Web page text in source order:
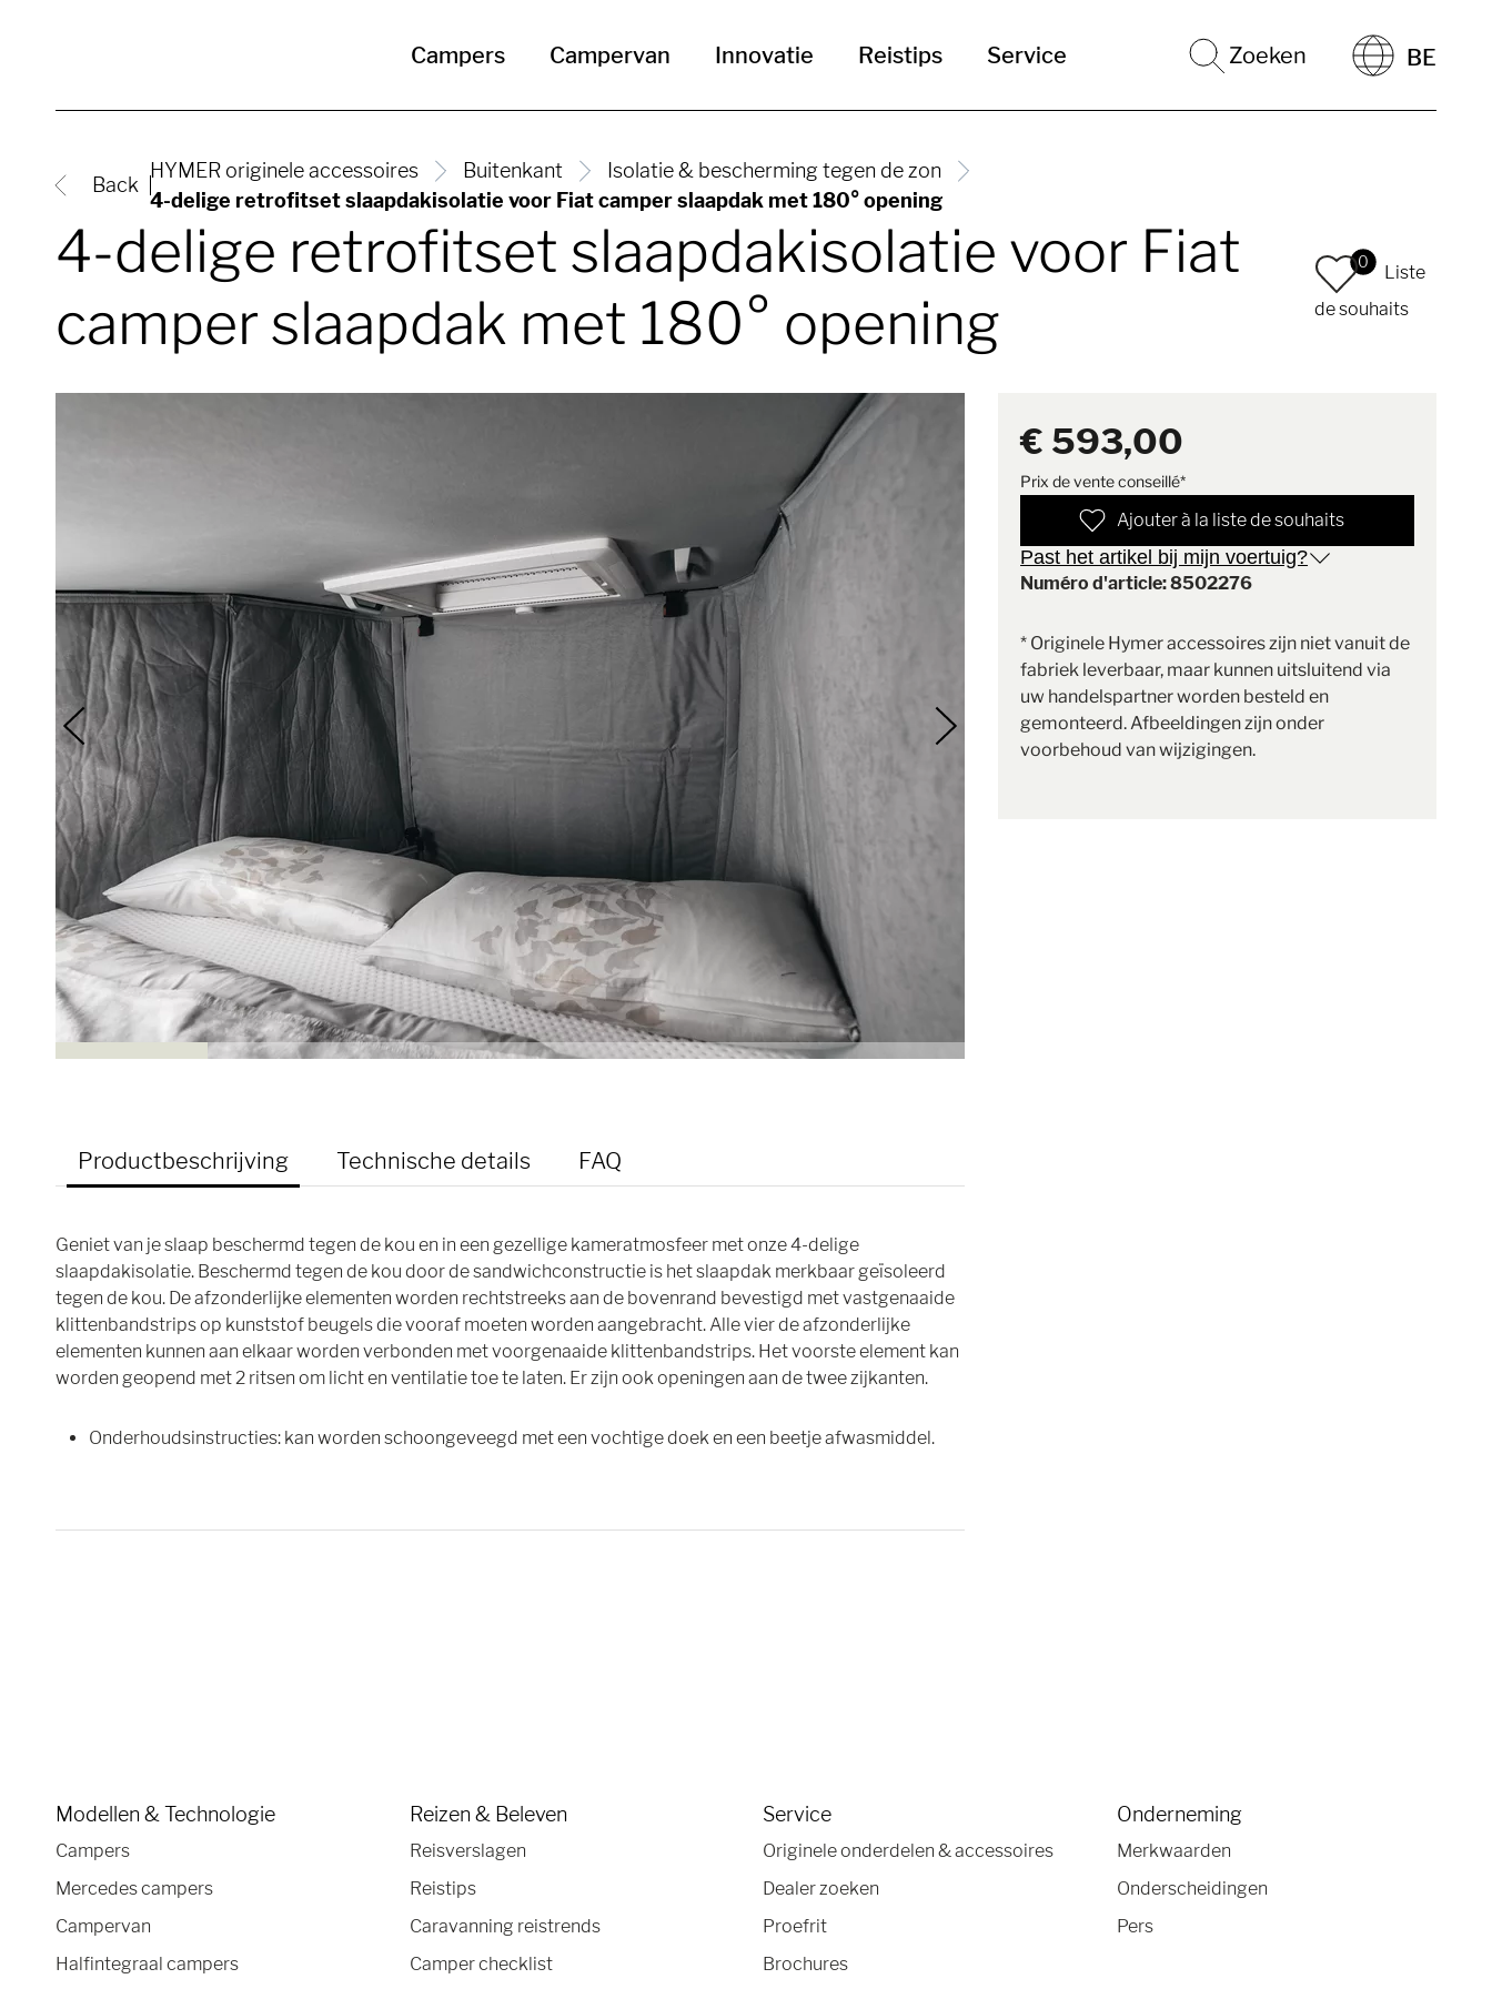
Campers Campervan Innovatie Reistips Service Zoeken BE
Back
HYMER originele accessoires Buitenkant
Isolatie & bescherming tegen de zon
4-delige retrofitset slaapdakisolatie voor Fiat camper slaapdak met 180° opening
4-delige retrofitset slaapdakisolatie voor Fiat
camper slaapdak met 180° opening
0
Liste
de souhaits
Productbeschrijving Technische details FAQ
Geniet van je slaap beschermd tegen de kou en in een gezellige kameratmosfeer met onze 4-delige
slaapdakisolatie. Beschermd tegen de kou door de sandwichconstructie is het slaapdak merkbaar geïsoleerd
tegen de kou. De afzonderlijke elementen worden rechtstreeks aan de bovenrand bevestigd met vastgenaaide
klittenbandstrips op kunststof beugels die vooraf moeten worden aangebracht. Alle vier de afzonderlijke
elementen kunnen aan elkaar worden verbonden met voorgenaaide klittenbandstrips. Het voorste element kan
worden geopend met 2 ritsen om licht en ventilatie toe te laten. Er zijn ook openingen aan de twee zijkanten.
Onderhoudsinstructies: kan worden schoongeveegd met een vochtige doek en een beetje afwasmiddel.
€ 593,00
Prix de vente conseillé*
Ajouter à la liste de souhaits
Past het artikel bij mijn voertuig?
Numéro d'article: 8502276
* Originele Hymer accessoires zijn niet vanuit de
fabriek leverbaar, maar kunnen uitsluitend via
uw handelspartner worden besteld en
gemonteerd. Afbeeldingen zijn onder
voorbehoud van wijzigingen.
Modellen & Technologie
Campers
Mercedes campers
Campervan
Halfintegraal campers
Reizen & Beleven
Reisverslagen
Reistips
Caravanning reistrends
Camper checklist
Service
Originele onderdelen & accessoires
Dealer zoeken
Proefrit
Brochures
Onderneming
Merkwaarden
Onderscheidingen
Pers